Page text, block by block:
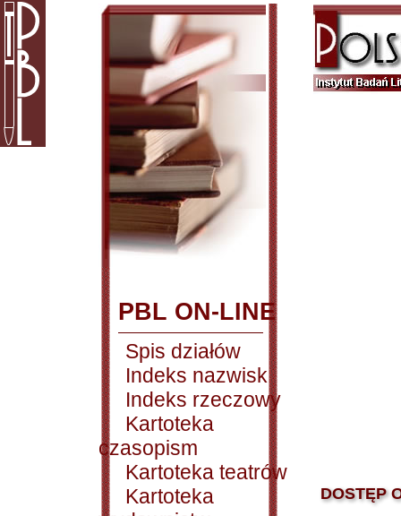
PBL ON-LINE
Spis działów
Indeks nazwisk
Indeks rzeczowy
Kartoteka
czasopism
Kartoteka teatrów
Kartoteka
DOSTĘP